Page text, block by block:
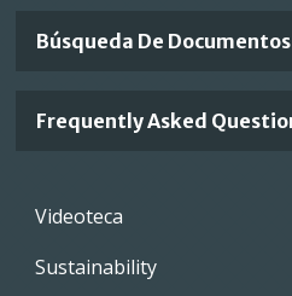
Búsqueda De Documentos
Frequently Asked
Footer
Videoteca
Sustainability